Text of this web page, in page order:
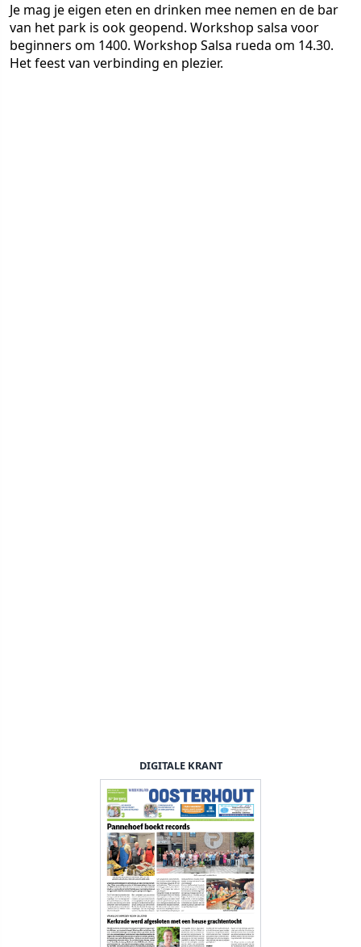
Je mag je eigen eten en drinken mee nemen en de bar
van het park is ook geopend. Workshop salsa voor
beginners om 1400. Workshop Salsa rueda om 14.30.
Het feest van verbinding en plezier.
DIGITALE KRANT